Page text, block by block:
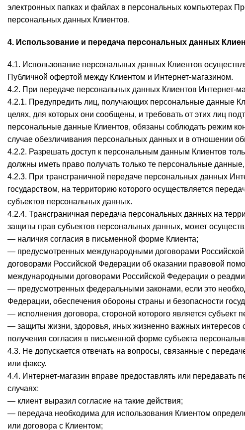
электронных папках и файлах в персональных компьютерах
персональных данных Клиентов.
4. Использование и передача персональных данных
4.1. Использование персональных данных Клиентов
Публичной офертой между Клиентом и Интернет-магазином.
4.2. При передаче персональных данных Клиентов Интернет-
4.2.1. Предупредить лиц, получающих персональные данные
целях, для которых они сообщены, и требовать от этих лиц
персональные данные Клиентов, обязаны соблюдать режим
случае обезличивания персональных данных и в отношении
4.2.2. Разрешать доступ к персональным данным Клиентов
должны иметь право получать только те персональные
4.2.3. При трансграничной передаче персональных данных
государством, на территорию которого осуществляется
субъектов персональных данных.
4.2.4. Трансграничная передача персональных данных на
защиты прав субъектов персональных данных, может
— наличия согласия в письменной форме Клиента;
— предусмотренных международными договорами
договорами Российской Федерации об оказании правовой
международными договорами Российской Федерации о
— предусмотренных федеральными законами, если это
Федерации, обеспечения обороны страны и безопасности
— исполнения договора, стороной которого является субъект
— защиты жизни, здоровья, иных жизненно важных интересов
получения согласия в письменной форме субъекта
4.3. Не допускается отвечать на вопросы, связанные с
или факсу.
4.4. Интернет-магазин вправе предоставлять или
случаях:
— клиент выразил согласие на такие действия;
— передача необходима для использования Клиентом
или договора с Клиентом;